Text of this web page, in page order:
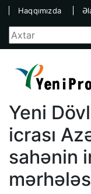
Haqqımızda
Yeni
icrası
sahənin